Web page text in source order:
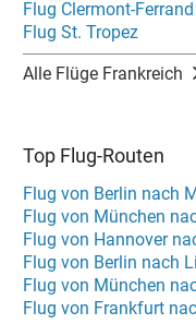
Flug Clermont-Ferrand
Flug St. Tropez
Alle Flüge Frankreich
Top Flug-Routen
Flug von Berlin nach
Flug von München
Flug von Hannover
Flug von Berlin nach
Flug von München
Flug von Frankfurt